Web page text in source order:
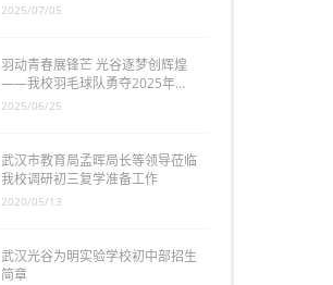
2025/07/05
羽动青春展锋芒 光谷逐梦创辉煌
——我校羽毛球队勇夺2025年…
2025/06/25
武汉市教育局孟晖局长等领导莅临
我校调研初三复学准备工作
2020/05/13
武汉光谷为明实验学校初中部招生
简章